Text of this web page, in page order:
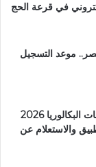
2026 في مصر.. موعد التسجيل
رابط تنزيل تطبيق نتائج امتحانات البكالوريا 2026
والاستعلام عن